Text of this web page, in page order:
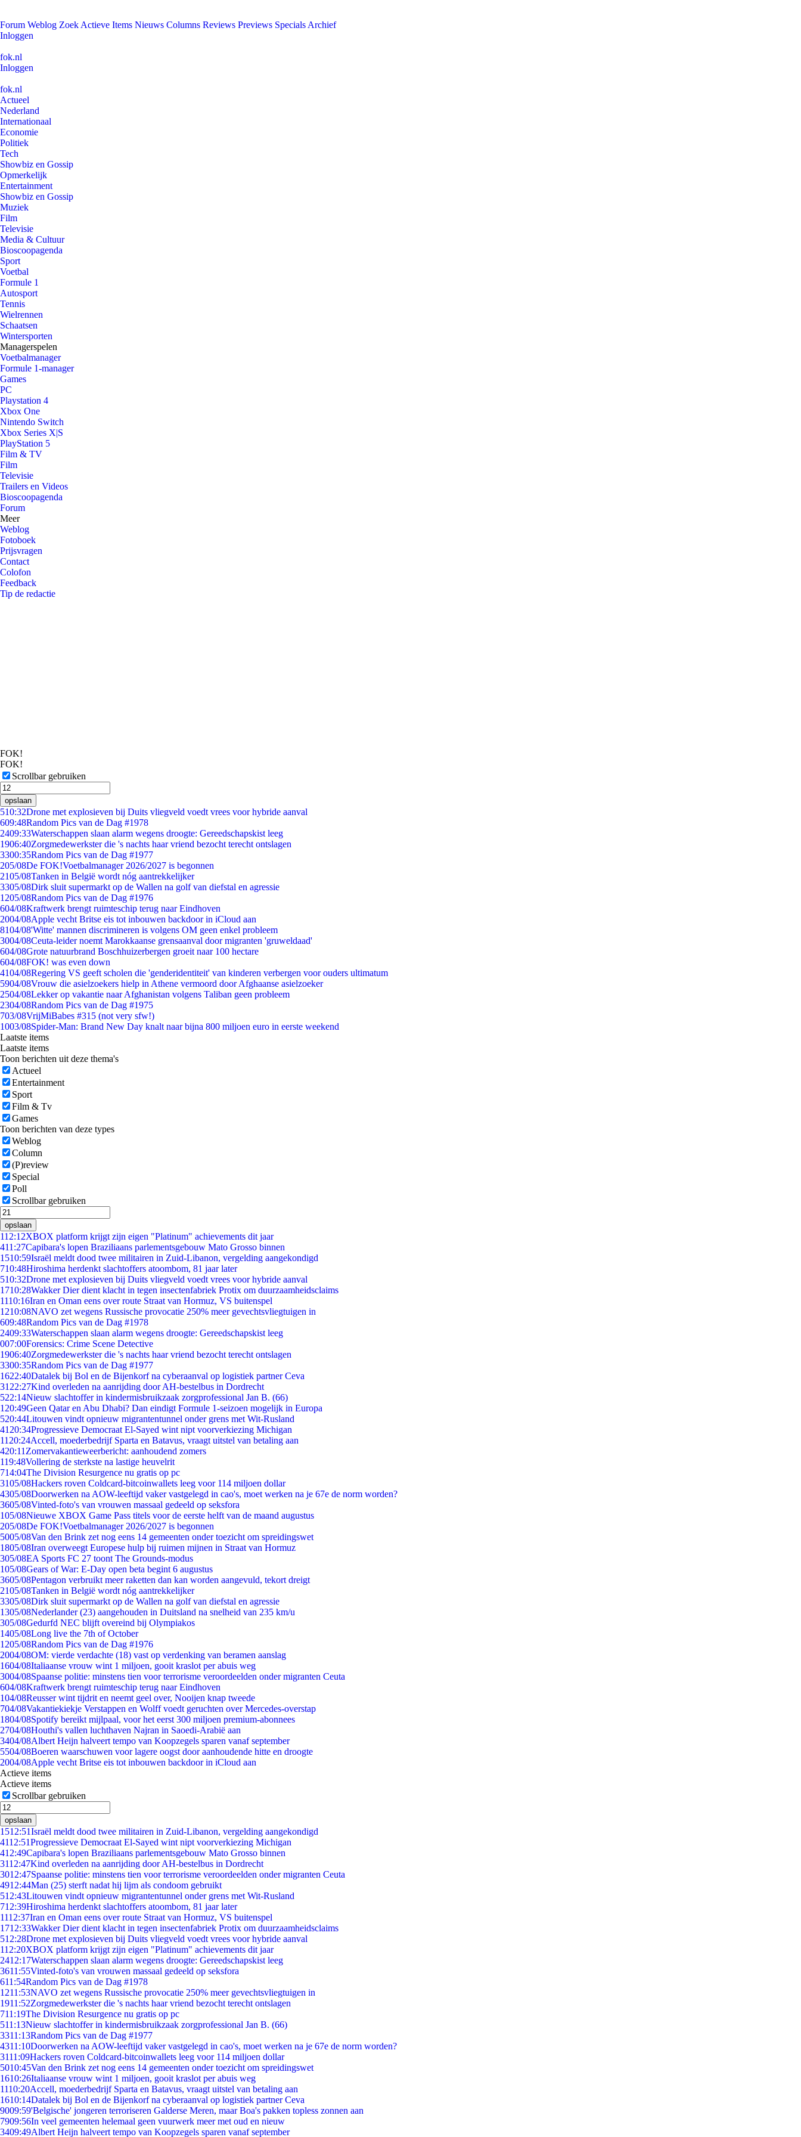
Forum Weblog Zoek Actieve Items Nieuws Columns Reviews Previews Specials Archief
Inloggen
fok.nl
Inloggen
fok.nl
Actueel
Nederland
Internationaal
Economie
Politiek
Tech
Showbiz en Gossip
Opmerkelijk
Entertainment
Showbiz en Gossip
Muziek
Film
Televisie
Media & Cultuur
Bioscoopagenda
Sport
Voetbal
Formule 1
Autosport
Tennis
Wielrennen
Schaatsen
Wintersporten
Managerspelen
Voetbalmanager
Formule 1-manager
Games
PC
Playstation 4
Xbox One
Nintendo Switch
Xbox Series X|S
PlayStation 5
Film & TV
Film
Televisie
Trailers en Videos
Bioscoopagenda
Forum
Meer
Weblog
Fotoboek
Prijsvragen
Contact
Colofon
Feedback
Tip de redactie
FOK!
FOK!
Scrollbar gebruiken
opslaan
510:32Drone met explosieven bij Duits vliegveld voedt vrees voor hybride aanval
609:48Random Pics van de Dag #1978
2409:33Waterschappen slaan alarm wegens droogte: Gereedschapskist leeg
1906:40Zorgmedewerkster die 's nachts haar vriend bezocht terecht ontslagen
3300:35Random Pics van de Dag #1977
205/08De FOK!Voetbalmanager 2026/2027 is begonnen
2105/08Tanken in België wordt nóg aantrekkelijker
3305/08Dirk sluit supermarkt op de Wallen na golf van diefstal en agressie
1205/08Random Pics van de Dag #1976
604/08Kraftwerk brengt ruimteschip terug naar Eindhoven
2004/08Apple vecht Britse eis tot inbouwen backdoor in iCloud aan
8104/08'Witte' mannen discrimineren is volgens OM geen enkel probleem
3004/08Ceuta-leider noemt Marokkaanse grensaanval door migranten 'gruweldaad'
604/08Grote natuurbrand Boschhuizerbergen groeit naar 100 hectare
604/08FOK! was even down
4104/08Regering VS geeft scholen die 'genderidentiteit' van kinderen verbergen voor ouders ultimatum
5904/08Vrouw die asielzoekers hielp in Athene vermoord door Afghaanse asielzoeker
2504/08Lekker op vakantie naar Afghanistan volgens Taliban geen probleem
2304/08Random Pics van de Dag #1975
703/08VrijMiBabes #315 (not very sfw!)
1003/08Spider-Man: Brand New Day knalt naar bijna 800 miljoen euro in eerste weekend
Laatste items
Laatste items
Toon berichten uit deze thema's
Actueel
Entertainment
Sport
Film & Tv
Games
Toon berichten van deze types
Weblog
Column
(P)review
Special
Poll
Scrollbar gebruiken
opslaan
112:12XBOX platform krijgt zijn eigen "Platinum" achievements dit jaar
411:27Capibara's lopen Braziliaans parlementsgebouw Mato Grosso binnen
1510:59Israël meldt dood twee militairen in Zuid-Libanon, vergelding aangekondigd
710:48Hiroshima herdenkt slachtoffers atoombom, 81 jaar later
510:32Drone met explosieven bij Duits vliegveld voedt vrees voor hybride aanval
1710:28Wakker Dier dient klacht in tegen insectenfabriek Protix om duurzaamheidsclaims
1110:16Iran en Oman eens over route Straat van Hormuz, VS buitenspel
1210:08NAVO zet wegens Russische provocatie 250% meer gevechtsvliegtuigen in
609:48Random Pics van de Dag #1978
2409:33Waterschappen slaan alarm wegens droogte: Gereedschapskist leeg
007:00Forensics: Crime Scene Detective
1906:40Zorgmedewerkster die 's nachts haar vriend bezocht terecht ontslagen
3300:35Random Pics van de Dag #1977
1622:40Datalek bij Bol en de Bijenkorf na cyberaanval op logistiek partner Ceva
31 22:27Kind overleden na aanrijding door AH-bestelbus in Dordrecht
522:14Nieuw slachtoffer in kindermisbruikzaak zorgprofessional Jan B. (66)
1 20:49Geen Qatar en Abu Dhabi? Dan eindigt Formule 1-seizoen mogelijk in Europa
520:44Litouwen vindt opnieuw migrantentunnel onder grens met Wit-Rusland
41 20:34Progressieve Democraat El-Sayed wint nipt voorverkiezing Michigan
11 20:24Accell, moederbedrijf Sparta en Batavus, vraagt uitstel van betaling aan
420:11 Zomervakantieweerbericht: aanhoudend zomers
119:48Vollering de sterkste na lastige heuvelrit
714:04The Division Resurgence nu gratis op pc
3105/08Hackers roven Coldcard-bitcoinwallets leeg voor 114 miljoen dollar
4305/08Doorwerken na AOW-leeftijd vaker vastgelegd in cao's, moet werken na je 67e de norm worden?
3605/08Vinted-foto's van vrouwen massaal gedeeld op seksfora
105/08Nieuwe XBOX Game Pass titels voor de eerste helft van de maand augustus
205/08De FOK!Voetbalmanager 2026/2027 is begonnen
5005/08Van den Brink zet nog eens 14 gemeenten onder toezicht om spreidingswet
1805/08Iran overweegt Europese hulp bij ruimen mijnen in Straat van Hormuz
305/08EA Sports FC 27 toont The Grounds-modus
105/08Gears of War: E-Day open beta begint 6 augustus
3605/08Pentagon verbruikt meer raketten dan kan worden aangevuld, tekort dreigt
2105/08Tanken in België wordt nóg aantrekkelijker
3305/08Dirk sluit supermarkt op de Wallen na golf van diefstal en agressie
1305/08Nederlander (23) aangehouden in Duitsland na snelheid van 235 km/u
305/08Gedurfd NEC blijft overeind bij Olympiakos
1405/08Long live the 7th of October
1205/08Random Pics van de Dag #1976
2004/08OM: vierde verdachte (18) vast op verdenking van beramen aanslag
1604/08Italiaanse vrouw wint 1 miljoen, gooit kraslot per abuis weg
3004/08Spaanse politie: minstens tien voor terrorisme veroordeelden onder migranten Ceuta
604/08Kraftwerk brengt ruimteschip terug naar Eindhoven
104/08Reusser wint tijdrit en neemt geel over, Nooijen knap tweede
704/08Vakantiekiekje Verstappen en Wolff voedt geruchten over Mercedes-overstap
1804/08Spotify bereikt mijlpaal, voor het eerst 300 miljoen premium-abonnees
2704/08Houthi's vallen luchthaven Najran in Saoedi-Arabië aan
3404/08Albert Heijn halveert tempo van Koopzegels sparen vanaf september
5504/08Boeren waarschuwen voor lagere oogst door aanhoudende hitte en droogte
2004/08Apple vecht Britse eis tot inbouwen backdoor in iCloud aan
Actieve items
Actieve items
Scrollbar gebruiken
opslaan
1512:51Israël meldt dood twee militairen in Zuid-Libanon, vergelding aangekondigd
4112:51Progressieve Democraat El-Sayed wint nipt voorverkiezing Michigan
412:49Capibara's lopen Braziliaans parlementsgebouw Mato Grosso binnen
3112:47Kind overleden na aanrijding door AH-bestelbus in Dordrecht
3012:47Spaanse politie: minstens tien voor terrorisme veroordeelden onder migranten Ceuta
4912:44Man (25) sterft nadat hij lijm als condoom gebruikt
512:43Litouwen vindt opnieuw migrantentunnel onder grens met Wit-Rusland
712:39Hiroshima herdenkt slachtoffers atoombom, 81 jaar later
1112:37Iran en Oman eens over route Straat van Hormuz, VS buitenspel
1712:33Wakker Dier dient klacht in tegen insectenfabriek Protix om duurzaamheidsclaims
512:28Drone met explosieven bij Duits vliegveld voedt vrees voor hybride aanval
112:20XBOX platform krijgt zijn eigen "Platinum" achievements dit jaar
2412:17Waterschappen slaan alarm wegens droogte: Gereedschapskist leeg
3611:55Vinted-foto's van vrouwen massaal gedeeld op seksfora
611:54Random Pics van de Dag #1978
1211:53NAVO zet wegens Russische provocatie 250% meer gevechtsvliegtuigen in
1911:52Zorgmedewerkster die 's nachts haar vriend bezocht terecht ontslagen
711:19The Division Resurgence nu gratis op pc
511:13Nieuw slachtoffer in kindermisbruikzaak zorgprofessional Jan B. (66)
3311:13Random Pics van de Dag #1977
4311:10Doorwerken na AOW-leeftijd vaker vastgelegd in cao's, moet werken na je 67e de norm worden?
3111:09Hackers roven Coldcard-bitcoinwallets leeg voor 114 miljoen dollar
5010:45Van den Brink zet nog eens 14 gemeenten onder toezicht om spreidingswet
1610:26Italiaanse vrouw wint 1 miljoen, gooit kraslot per abuis weg
1110:20Accell, moederbedrijf Sparta en Batavus, vraagt uitstel van betaling aan
1610:14Datalek bij Bol en de Bijenkorf na cyberaanval op logistiek partner Ceva
9009:59'Belgische' jongeren terroriseren Galderse Meren, maar Boa's pakken topless zonnen aan
7909:56In veel gemeenten helemaal geen vuurwerk meer met oud en nieuw
3409:49Albert Heijn halveert tempo van Koopzegels sparen vanaf september